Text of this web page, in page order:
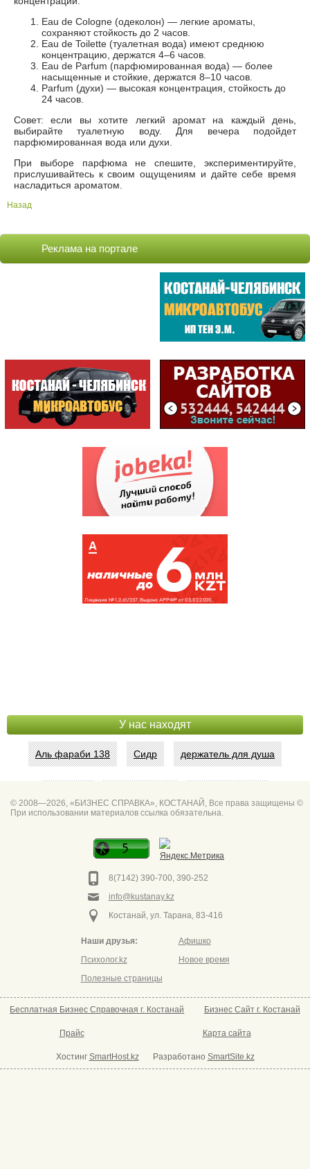
Eau de Cologne (одеколон) — легкие ароматы,
сохраняют стойкость до 2 часов.
Eau de Toilette (туалетная вода) имеют среднюю
концентрацию, держатся 4–6 часов.
Eau de Parfum (парфюмированная вода) — более
насыщенные и стойкие, держатся 8–10 часов.
Parfum (духи) — высокая концентрация, стойкость до
24 часов.
Совет: если вы хотите легкий аромат на каждый день,
выбирайте туалетную воду. Для вечера подойдет
парфюмированная вода или духи.
При выборе парфюма не спешите, экспериментируйте,
прислушивайтесь к своим ощущениям и дайте себе время
насладиться ароматом.
Назад
Реклама на портале
У нас находят
Аль фараби 138 Сидр держатель для душа
© 2008—2026, «БИЗНЕС СПРАВКА», КОСТАНАЙ, Все права защищены ©
При использовании материалов ссылка обязательна.
8(7142) 390-700, 390-252
info@kustanay.kz
Костанай, ул. Тарана, 83-416
Наши друзья:
Психолог.kz
Полезные страницы
Афишко
Новое время
Бесплатная Бизнес Справочная г. Костанай Бизнес Сайт г. Костанай
Прайс Карта сайта
Хостинг SmartHost.kz Разработано SmartSite.kz